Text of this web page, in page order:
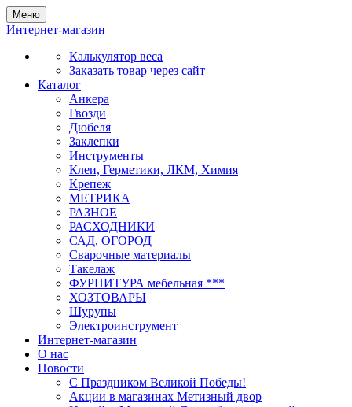
Меню
Интернет-магазин
Калькулятор веса
Заказать товар через сайт
Каталог
Анкера
Гвозди
Дюбеля
Заклепки
Инструменты
Клеи, Герметики, ЛКМ, Химия
Крепеж
МЕТРИКА
РАЗНОЕ
РАСХОДНИКИ
САД, ОГОРОД
Сварочные материалы
Такелаж
ФУРНИТУРА мебельная ***
ХОЗТОВАРЫ
Шурупы
Электроинструмент
Интернет-магазин
О нас
Новости
С Праздником Великой Победы!
Акции в магазинах Метизный двор